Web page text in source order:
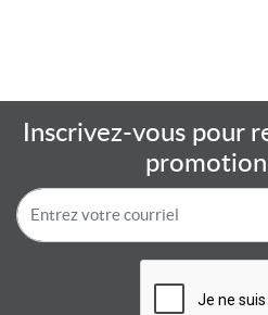
Inscrivez-vous pour